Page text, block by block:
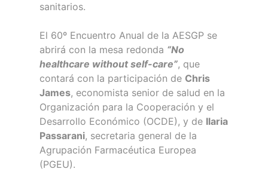
sanitarios.
El 60º Encuentro Anual de la AESGP se
abrirá con la mesa redonda “No
healthcare without self-care”, que
contará con la participación de Chris
James, economista senior de salud en la
Organización para la Cooperación y el
Desarrollo Económico (OCDE), y de Ilaria
Passarani, secretaria general de la
Agrupación Farmacéutica Europea
(PGEU).